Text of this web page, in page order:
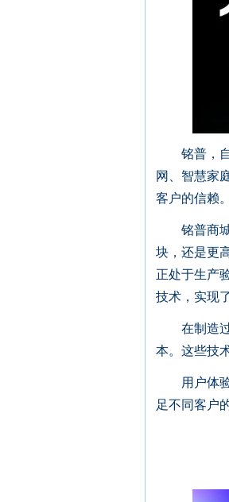
铭普，自
网、智慧家
客户的信赖。
铭普商城
块，还是更
正处于生产
技术，实现
在制造过
本。这些技
用户体验
足不同客户